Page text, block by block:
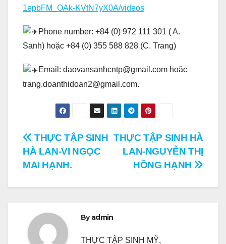
1epbFM_OAk-KVtN7yX0A/videos
Phone number: +84 (0) 972 111 301 ( A.
Sanh) hoặc +84 (0) 355 588 828 (C. Trang)
Email: daovansanhcntp@gmail.com hoặc
trang.doanthidoan2@gmail.com.
Điều
hướng
bài
THỰC TẬP SINH HÀ
LAN-NGUYỄN THỊ
HỒNG HẠNH
THỰC TẬP SINH
HÀ LAN-VI NGỌC
MAI HẠNH.
Byadmin
THỰC TẬP SINH MỸ,